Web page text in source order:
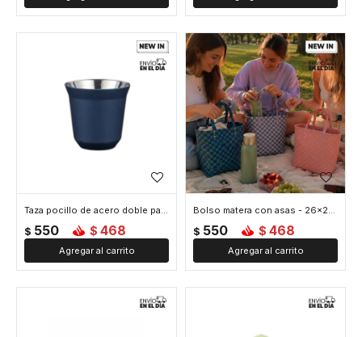
Taza pocillo de acero doble pared - 160ml - Azul
$ 550 $ 468
Bolso matera con asas - 26x24x10cm - Azul
$ 550 $ 468